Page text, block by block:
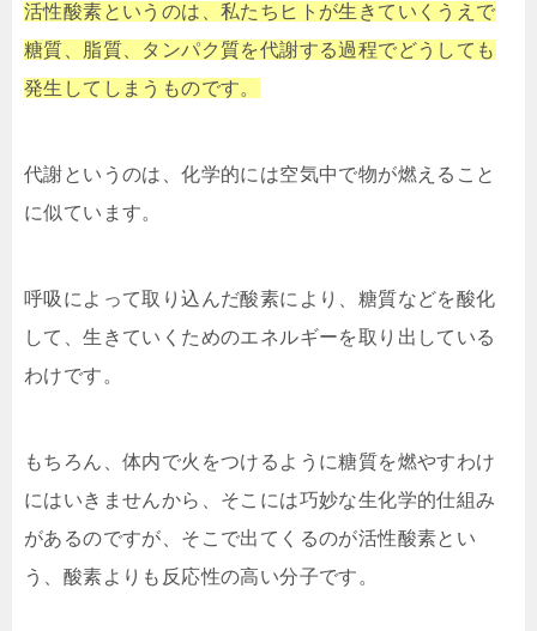
活性酸素というのは、私たちヒトが生きていくうえで
糖質、脂質、タンパク質を代謝する過程でどうしても
発生してしまうものです。
代謝というのは、化学的には空気中で物が燃えること
に似ています。
呼吸によって取り込んだ酸素により、糖質などを酸化
して、生きていくためのエネルギーを取り出している
わけです。
もちろん、体内で火をつけるように糖質を燃やすわけ
にはいきませんから、そこには巧妙な生化学的仕組み
があるのですが、そこで出てくるのが活性酸素とい
う、酸素よりも反応性の高い分子です。